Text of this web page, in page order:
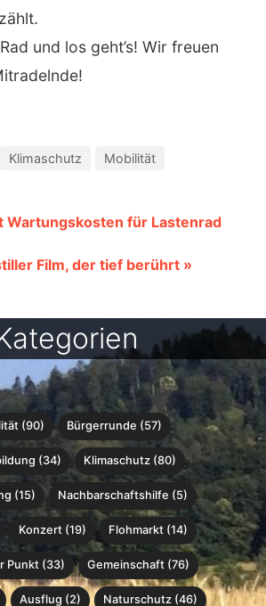
und los geht’s! Wir freuen
Klimaschutz Mobilität
Wartungskosten für Lastenrad
Film, der tief berührt »
(90) Bürgerrunde (57)
(34) Klimaschutz (80)
(15) Nachbarschaftshilfe (5)
Konzert (19) Flohmarkt (14)
Punkt (33) Gemeinschaft (76)
Ausflug (2) Naturschutz (46)